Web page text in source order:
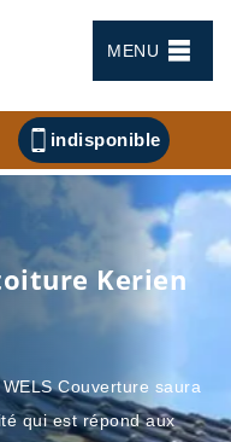
MENU
indisponible
Kerien
Couverture saura
qui est répond aux